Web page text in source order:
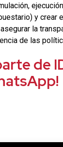
y crear
la
de las
de